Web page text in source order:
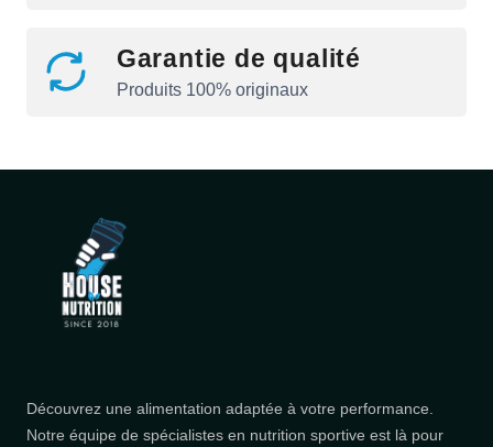
Garantie de qualité
Produits 100% originaux
Découvrez une alimentation adaptée à votre performance.
Notre équipe de spécialistes en nutrition sportive est là pour